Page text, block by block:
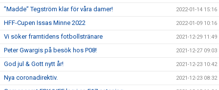
”Madde” Tegström klar för våra damer! 2022-01-14 15:16
HFF-Cupen Issas Minne 2022 2022-01-09 10:16
Vi söker framtidens fotbollstränare 2021-12-29 11:49
Peter Gwargis på besök hos P08! 2021-12-27 09:03
God jul & Gott nytt år! 2021-12-23 10:42
Nya coronadirektiv. 2021-12-23 08:32